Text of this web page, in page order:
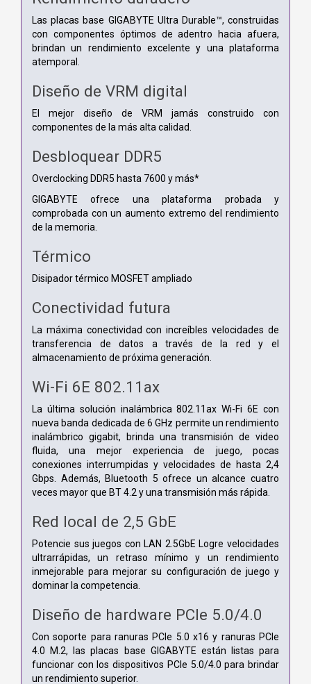
Las placas base GIGABYTE Ultra Durable™, construidas
con componentes óptimos de adentro hacia afuera,
brindan un rendimiento excelente y una plataforma
atemporal.
Diseño de VRM digital
El mejor diseño de VRM jamás construido con
componentes de la más alta calidad.
Desbloquear DDR5
Overclocking DDR5 hasta 7600 y más*
GIGABYTE ofrece una plataforma probada y
comprobada con un aumento extremo del rendimiento
de la memoria.
Térmico
Disipador térmico MOSFET ampliado
Conectividad futura
La máxima conectividad con increíbles velocidades de
transferencia de datos a través de la red y el
almacenamiento de próxima generación.
Wi-Fi 6E 802.11ax
La última solución inalámbrica 802.11ax Wi-Fi 6E con
nueva banda dedicada de 6 GHz permite un rendimiento
inalámbrico gigabit, brinda una transmisión de video
fluida, una mejor experiencia de juego, pocas
conexiones interrumpidas y velocidades de hasta 2,4
Gbps. Además, Bluetooth 5 ofrece un alcance cuatro
veces mayor que BT 4.2 y una transmisión más rápida.
Red local de 2,5 GbE
Potencie sus juegos con LAN 2.5GbE Logre velocidades
ultrarrápidas, un retraso mínimo y un rendimiento
inmejorable para mejorar su configuración de juego y
dominar la competencia.
Diseño de hardware PCIe 5.0/4.0
Con soporte para ranuras PCIe 5.0 x16 y ranuras PCIe
4.0 M.2, las placas base GIGABYTE están listas para
funcionar con los dispositivos PCIe 5.0/4.0 para brindar
un rendimiento superior.